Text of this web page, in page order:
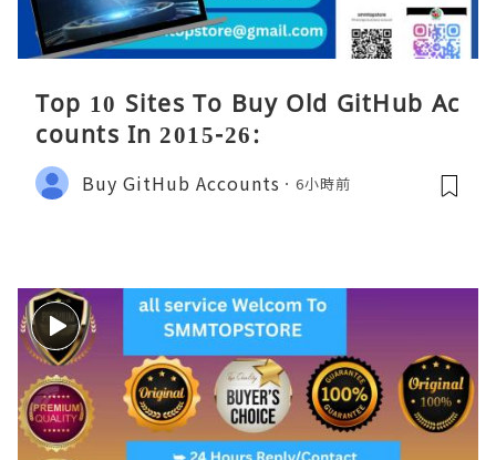
Top 10 Sites To Buy Old GitHub Ac
counts In 2015-26:
Buy GitHub Accounts 6小時前